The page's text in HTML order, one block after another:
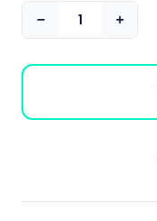
− +